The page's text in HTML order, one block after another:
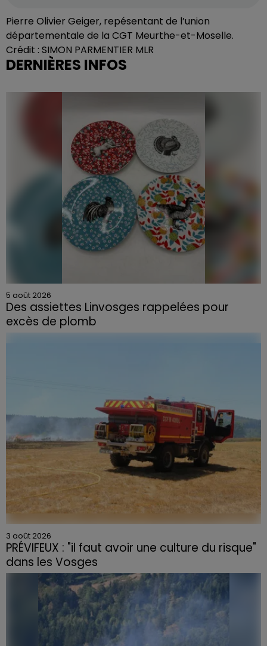
Pierre Olivier Geiger, repésentant de l’union
départementale de la CGT Meurthe-et-Moselle.
Crédit : SIMON PARMENTIER MLR
DERNIÈRES INFOS
5 août 2026
Des assiettes Linvosges rappelées pour
excès de plomb
Du plomb a été détecté dans deux assiettes en
3 août 2026
PRÉVIFEUX : "il faut avoir une culture du risque"
dans les Vosges